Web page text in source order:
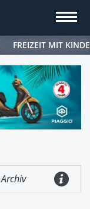
FREIZEIT MIT